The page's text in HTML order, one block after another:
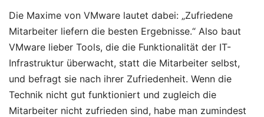
Die Maxime von VMware lautet dabei: „Zufriedene
Mitarbeiter liefern die besten Ergebnisse.“ Also baut
VMware lieber Tools, die die Funktionalität der IT-
Infrastruktur überwacht, statt die Mitarbeiter selbst,
und befragt sie nach ihrer Zufriedenheit. Wenn die
Technik nicht gut funktioniert und zugleich die
Mitarbeiter nicht zufrieden sind, habe man zumindest